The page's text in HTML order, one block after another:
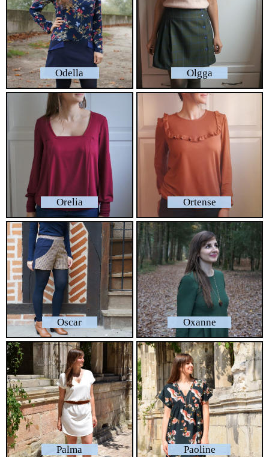
Odella Olgga
Orelia Ortense
Oscar Oxanne
Palma Paoline